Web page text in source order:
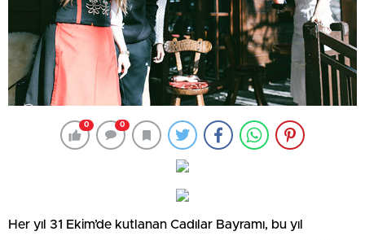
0 0
Her yıl 31 Ekim’de kutlanan Cadılar Bayramı, bu yıl